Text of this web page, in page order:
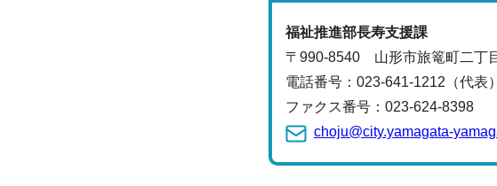
福祉推進部長寿支援課
〒990-8540 山形市旅篭町二丁
電話番号： 023-641-1212（代表）
ファクス番号：023-624-8398
choju@city.yamagata-